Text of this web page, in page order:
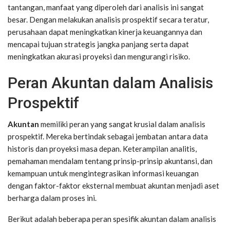
tantangan, manfaat yang diperoleh dari analisis ini sangat
besar. Dengan melakukan analisis prospektif secara teratur,
perusahaan dapat meningkatkan kinerja keuangannya dan
mencapai tujuan strategis jangka panjang serta dapat
meningkatkan akurasi proyeksi dan mengurangi risiko.
Peran Akuntan dalam Analisis
Prospektif
Akuntan memiliki peran yang sangat krusial dalam analisis
prospektif. Mereka bertindak sebagai jembatan antara data
historis dan proyeksi masa depan. Keterampilan analitis,
pemahaman mendalam tentang prinsip-prinsip akuntansi, dan
kemampuan untuk mengintegrasikan informasi keuangan
dengan faktor-faktor eksternal membuat akuntan menjadi aset
berharga dalam proses ini.
Berikut adalah beberapa peran spesifik akuntan dalam analisis